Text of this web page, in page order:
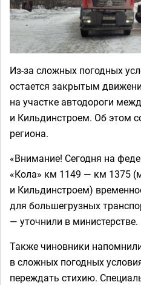
Из-за сложных погодных
остается закрытым
на участке автодороги
и Кильдинстроем. Об этом
региона.
«Внимание! Сегодня на
«Кола» км 1149 — км 1375
и Кильдинстроем)
для большегрузных
— уточнили в министерстве.
Также чиновники
в сложных погодных
переждать стихию.